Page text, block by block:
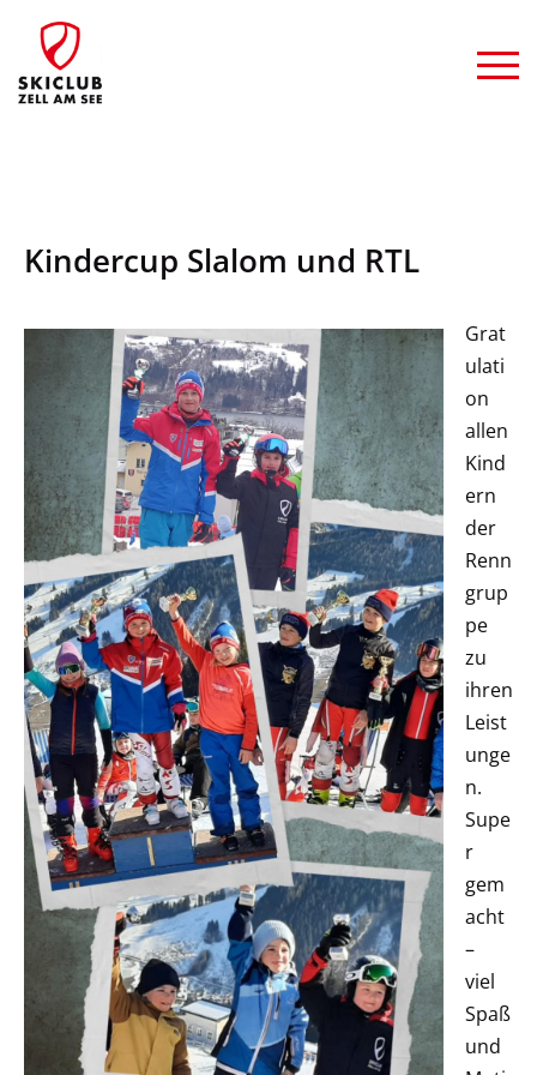
Kindercup Slalom und RTL
Grat
ulati
on
allen
Kind
ern
der
Renn
grup
pe
zu
ihren
Leist
unge
n.
Supe
r
gem
acht
–
viel
Spaß
und